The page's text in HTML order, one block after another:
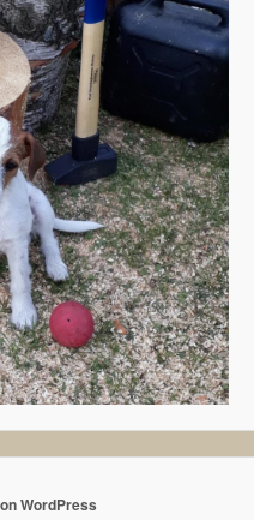
WordPress